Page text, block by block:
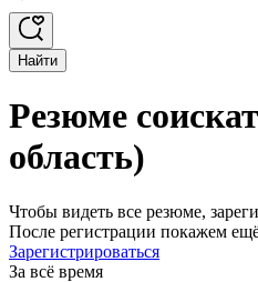
Найти
Резюме
область)
Чтобы видеть все резюме,
После регистрации покажем
Зарегистрироваться
За всё время